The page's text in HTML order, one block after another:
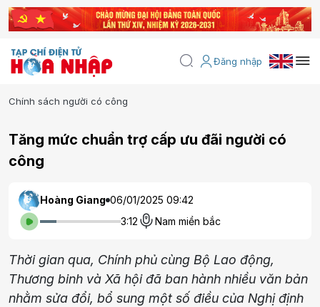
Đăng nhập
Chính sách người có công
Tăng mức chuẩn trợ cấp ưu đãi người có
công
Hoàng Giang 06/01/2025 09:42
3:12
Nam miền bắc
Thời gian qua, Chính phủ cùng Bộ Lao động,
Thương binh và Xã hội đã ban hành nhiều văn bản
nhằm sửa đổi, bổ sung một số điều của Nghị định